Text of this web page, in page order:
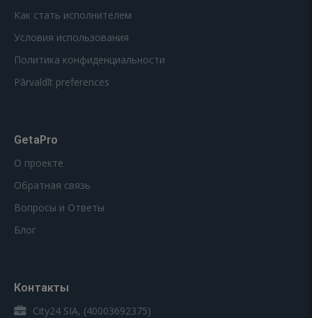
Как стать исполнителем
Условия использования
Политика конфиденциальности
Pārvaldīt preferences
GetaPro
О проекте
Обратная связь
Вопросы и Ответы
Блог
Контакты
City24 SIA, (40003692375)